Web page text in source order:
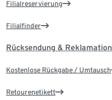
Filialreservierung
Filialfinder
Rücksendung & Reklamation
Kostenlose Rückgabe / Umtausch
Retourenetikett